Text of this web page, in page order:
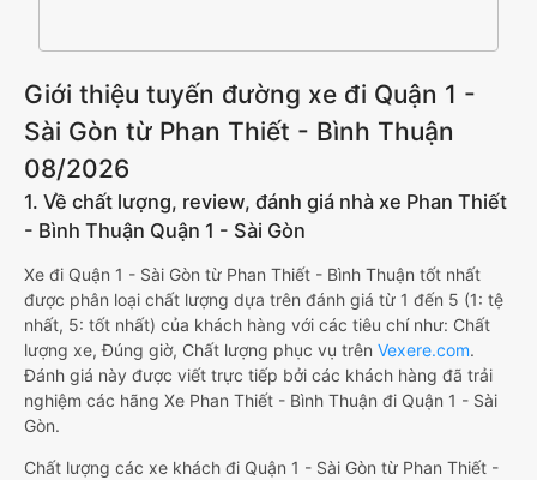
Giới thiệu tuyến đường xe đi Quận 1 -
Sài Gòn từ Phan Thiết - Bình Thuận
08/2026
1. Về chất lượng, review, đánh giá nhà xe Phan Thiết
- Bình Thuận Quận 1 - Sài Gòn
Xe đi Quận 1 - Sài Gòn từ Phan Thiết - Bình Thuận tốt nhất
được phân loại chất lượng dựa trên đánh giá từ 1 đến 5 (1: tệ
nhất, 5: tốt nhất) của khách hàng với các tiêu chí như: Chất
lượng xe, Đúng giờ, Chất lượng phục vụ trên Vexere.com.
Đánh giá này được viết trực tiếp bởi các khách hàng đã trải
nghiệm các hãng Xe Phan Thiết - Bình Thuận đi Quận 1 - Sài
Gòn.
Chất lượng các xe khách đi Quận 1 - Sài Gòn từ Phan Thiết -